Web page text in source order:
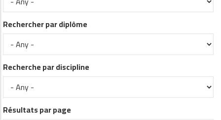
Rechercher par diplôme
Recherche par discipline
Résultats par page